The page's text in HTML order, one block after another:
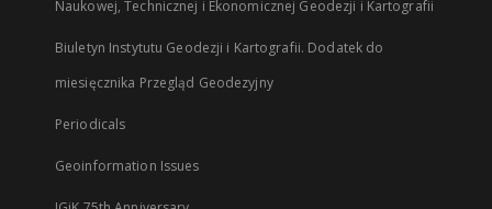
Naukowej, Technicznej i Ekonomicznej Geodezji i Kartografii
Biuletyn Instytutu Geodezji i Kartografii. Dodatek do
miesięcznika Przegląd Geodezyjny
Periodicals
Geoinformation Issues